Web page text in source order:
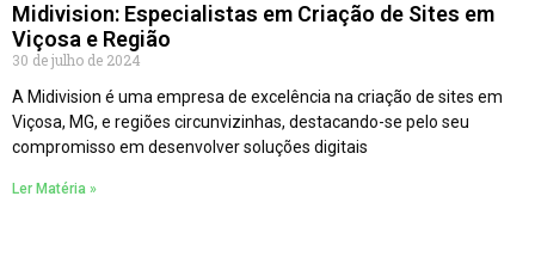
Midivision: Especialistas em Criação de Sites em
Viçosa e Região
30 de julho de 2024
A Midivision é uma empresa de excelência na criação de sites em
Viçosa, MG, e regiões circunvizinhas, destacando-se pelo seu
compromisso em desenvolver soluções digitais
Ler Matéria »